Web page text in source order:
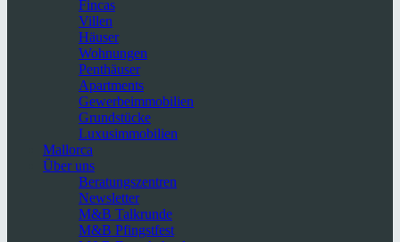
Fincas
Villen
Häuser
Wohnungen
Penthäuser
Apartments
Gewerbeimmobilien
Grundstücke
Luxusimmobilien
Mallorca
Über uns
Beratungszentren
Newsletter
M&B Talkrunde
M&B Pfingstfest